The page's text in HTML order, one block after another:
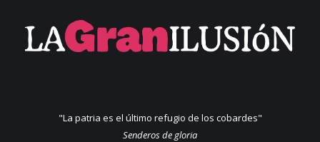
"La patria es el último refugio de los cobardes"
Senderos de gloria